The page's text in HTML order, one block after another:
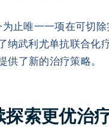
为止唯一一项在可切
纳武利尤单抗联合化
供了新的治疗策略。
索更优治